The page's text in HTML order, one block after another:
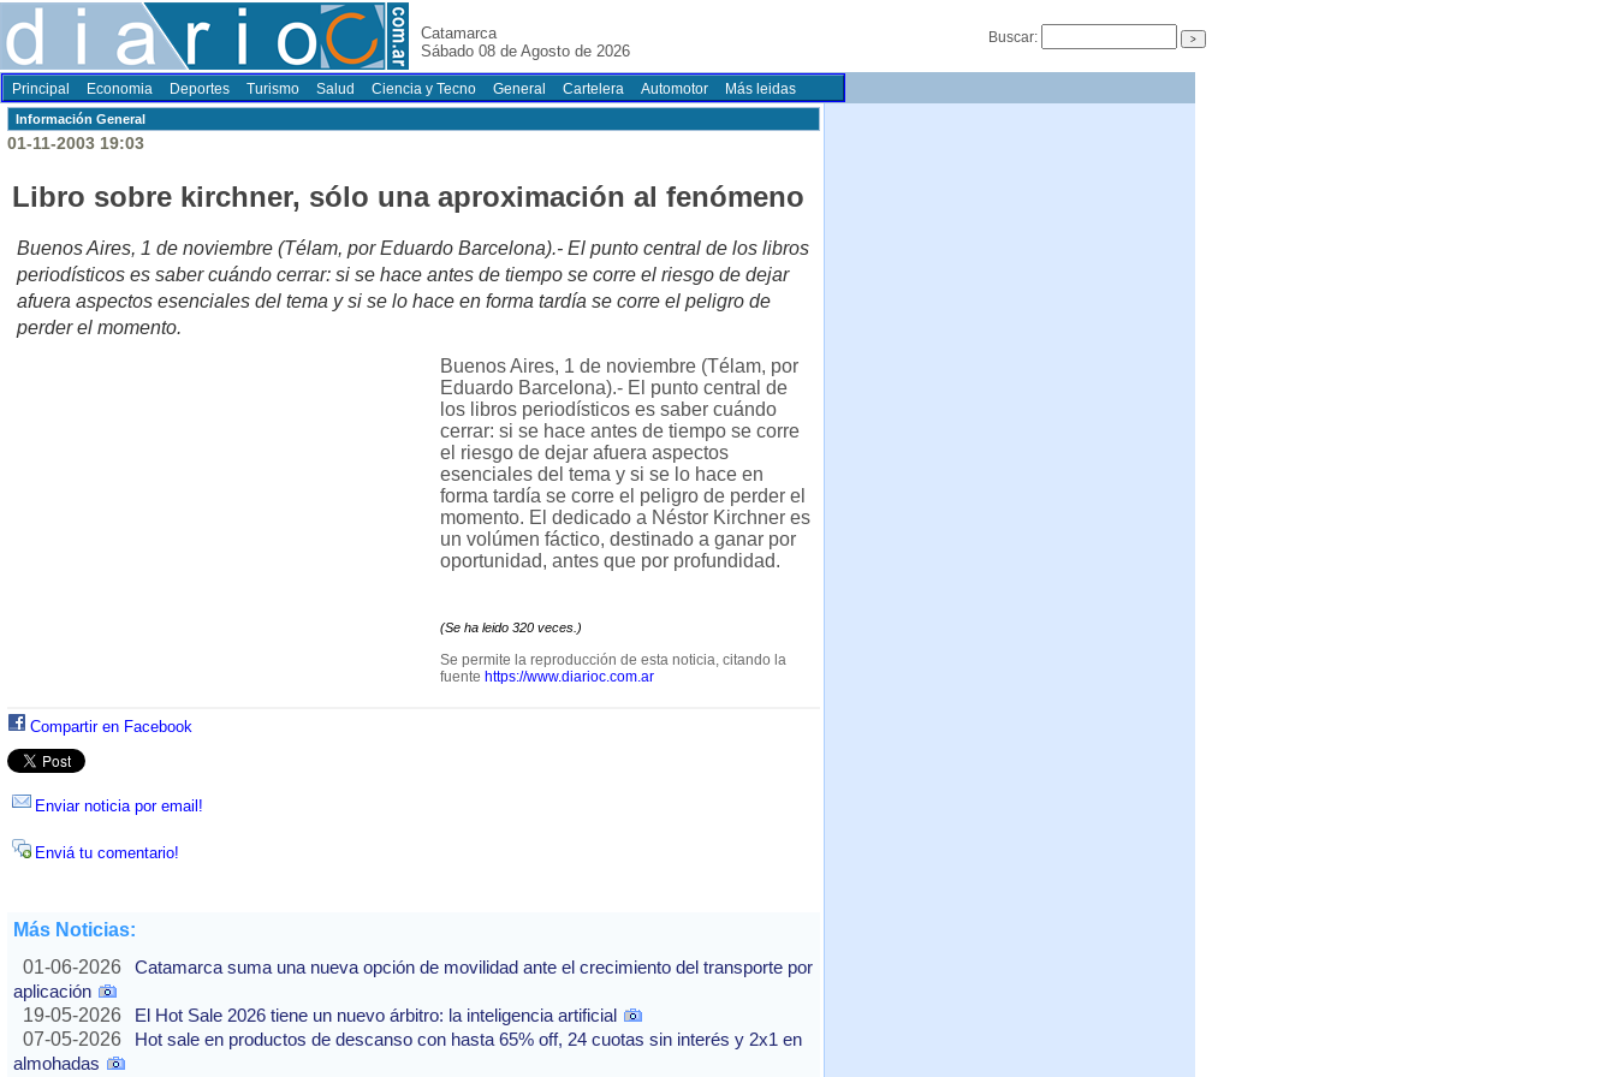
Catamarca
Sábado 08 de Agosto de 2026
Buscar:
Principal Economia Deportes Turismo Salud Ciencia y Tecno General Cartelera Automotor Más leidas
Información General
01-11-2003 19:03
Libro sobre kirchner, sólo una aproximación al fenómeno
Buenos Aires, 1 de noviembre (Télam, por Eduardo Barcelona).- El punto central de los libros
periodísticos es saber cuándo cerrar: si se hace antes de tiempo se corre el riesgo de dejar
afuera aspectos esenciales del tema y si se lo hace en forma tardía se corre el peligro de
perder el momento.
Buenos Aires, 1 de noviembre (Télam, por
Eduardo Barcelona).- El punto central de
los libros periodísticos es saber cuándo
cerrar: si se hace antes de tiempo se corre
el riesgo de dejar afuera aspectos
esenciales del tema y si se lo hace en
forma tardía se corre el peligro de perder el
momento. El dedicado a Néstor Kirchner es
un volúmen fáctico, destinado a ganar por
oportunidad, antes que por profundidad.
(Se ha leido 320 veces.)
Se permite la reproducción de esta noticia, citando la
fuente https://www.diarioc.com.ar
Compartir en Facebook
Enviar noticia por email!
Enviá tu comentario!
Más Noticias:
01-06-2026
Catamarca suma una nueva opción de movilidad ante el crecimiento del transporte por
aplicación
19-05-2026
El Hot Sale 2026 tiene un nuevo árbitro: la inteligencia artificial
07-05-2026
Hot sale en productos de descanso con hasta 65% off, 24 cuotas sin interés y 2x1 en
almohadas